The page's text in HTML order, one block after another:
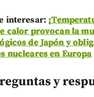
interesar:
calor provocan la
de Japón y
nucleares en Europa
y